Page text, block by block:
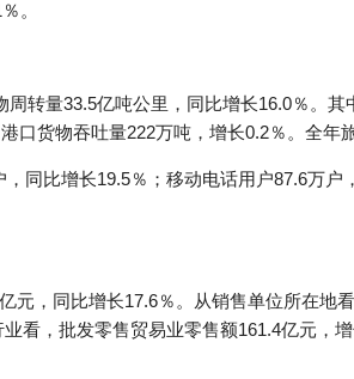
。
转量33.5亿吨公里，同比增长16.0％。
口货物吞吐量222万吨，增长0.2％。全年
同比增长19.5％；移动电话用户87.6万
元，同比增长17.6％。从销售单位所在地
看，批发零售贸易业零售额161.4亿元，